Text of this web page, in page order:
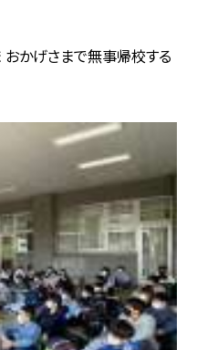
おかげさまで無事帰校する